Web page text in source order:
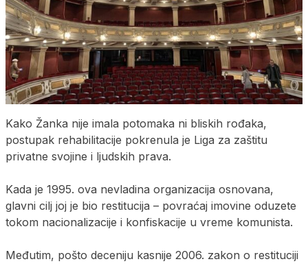
Kako Žanka nije imala potomaka ni bliskih rođaka,
postupak rehabilitacije pokrenula je Liga za zaštitu
privatne svojine i ljudskih prava.
Kada je 1995. ova nevladina organizacija osnovana,
glavni cilj joj je bio restitucija – povraćaj imovine oduzete
tokom nacionalizacije i konfiskacije u vreme komunista.
Međutim, pošto deceniju kasnije 2006. zakon o restituciji